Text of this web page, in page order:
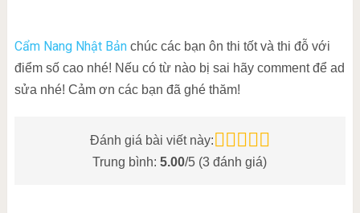
Cẩm Nang Nhật Bảnchúc các bạn ôn thi tốt và thi đỗ với
điểm số cao nhé! Nếu có từ nào bị sai hãy comment để ad
sửa nhé! Cảm ơn các bạn đã ghé thăm!
Đánh giá bài viết này:
Trung bình:5.00/5 (3 đánh giá)